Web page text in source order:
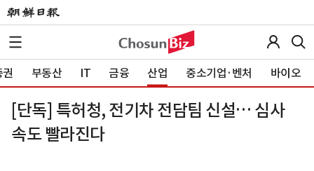
부동산 IT 금융 산업 중소기업·벤처 바이오
[단독] 특허청, 전기차 전담팀 신설… 심사
속도 빨라진다